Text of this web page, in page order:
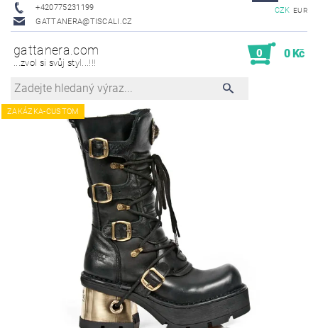
+420775231199
GATTANERA@TISCALI.CZ
CZK EUR
gattanera.com
...zvol si svůj styl...!!!
0 0 Kč
ZAKÁZKA-CUSTOM